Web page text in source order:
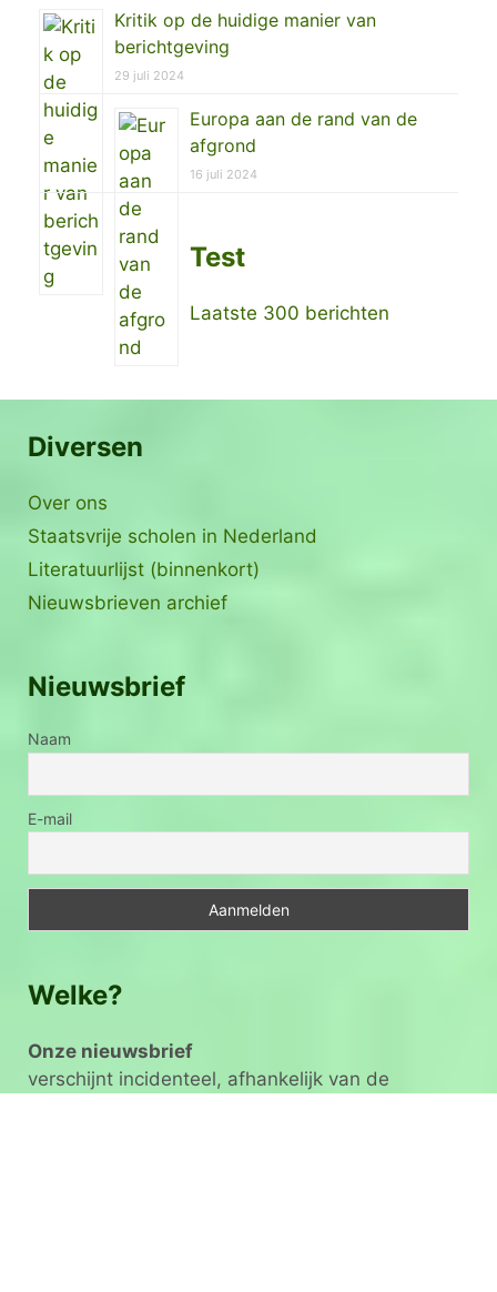
Kritik op de huidige manier van
berichtgeving
29 juli 2024
Europa aan de rand van de
afgrond
16 juli 2024
Test
Laatste 300 berichten
Diversen
Over ons
Staatsvrije scholen in Nederland
Literatuurlijst (binnenkort)
Nieuwsbrieven archief
Nieuwsbrief
Naam
E-mail
Welke?
Onze nieuwsbrief
verschijnt incidenteel, afhankelijk van de